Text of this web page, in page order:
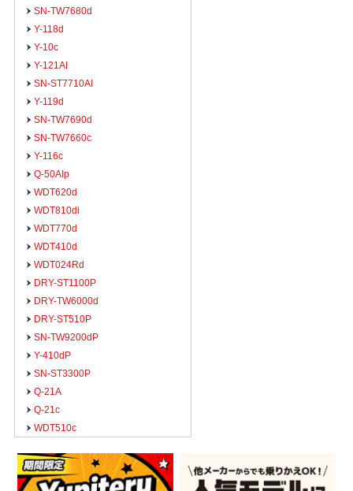
SN-TW7680d
Y-118d
Y-10c
Y-121AI
SN-ST7710AI
Y-119d
SN-TW7690d
SN-TW7660c
Y-116c
Q-50AIp
WDT620d
WDT810di
WDT770d
WDT410d
WDT024Rd
DRY-ST1100P
DRY-TW6000d
DRY-ST510P
SN-TW9200dP
Y-410dP
SN-ST3300P
Q-21A
Q-21c
WDT510c